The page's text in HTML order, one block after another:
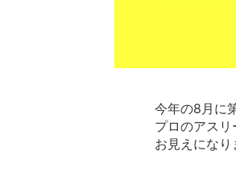
今年の8月に
プロのアス
お見えになり